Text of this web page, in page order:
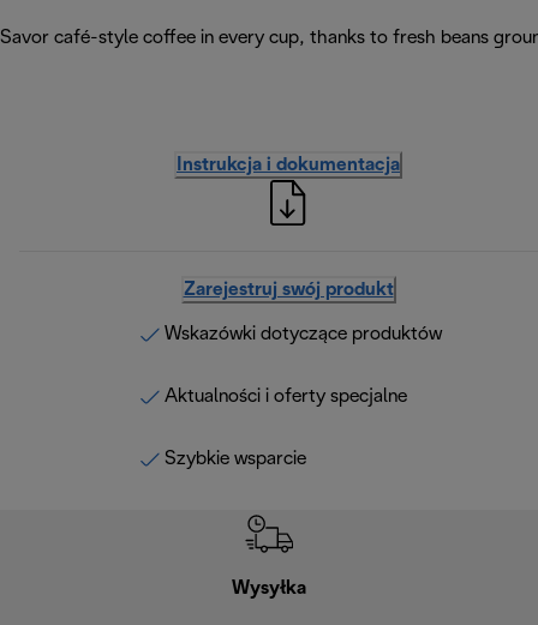
Savor café-style coffee in every cup, thanks to fresh beans
Instrukcja i dokumentacja
Zarejestruj swój produkt
Wskazówki dotyczące produktów
Aktualności i oferty specjalne
Szybkie wsparcie
Wysyłka